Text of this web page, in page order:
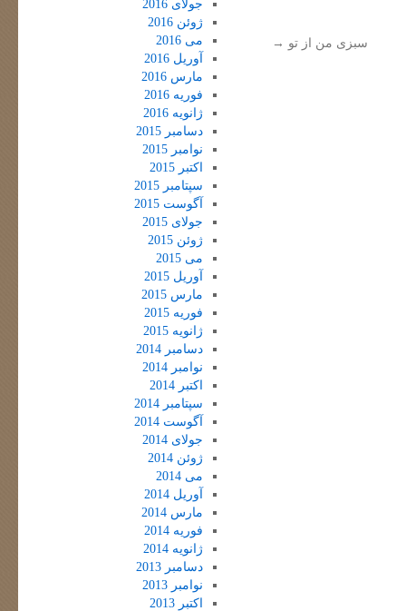
سبزی من از تو →
جولای 2016
ژوئن 2016
می 2016
آوریل 2016
مارس 2016
فوریه 2016
ژانویه 2016
دسامبر 2015
نوامبر 2015
اکتبر 2015
سپتامبر 2015
آگوست 2015
جولای 2015
ژوئن 2015
می 2015
آوریل 2015
مارس 2015
فوریه 2015
ژانویه 2015
دسامبر 2014
نوامبر 2014
اکتبر 2014
سپتامبر 2014
آگوست 2014
جولای 2014
ژوئن 2014
می 2014
آوریل 2014
مارس 2014
فوریه 2014
ژانویه 2014
دسامبر 2013
نوامبر 2013
اکتبر 2013